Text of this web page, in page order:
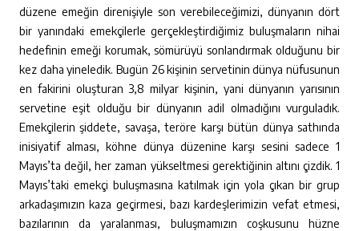
düzene emeğin direnişiyle son verebileceğimizi, dünyanın dört
bir yanındaki emekçilerle gerçekleştirdiğimiz buluşmaların nihai
hedefinin emeği korumak, sömürüyü sonlandırmak olduğunu bir
kez daha yineledik. Bugün 26 kişinin servetinin dünya nüfusunun
en fakirini oluşturan 3,8 milyar kişinin, yani dünyanın yarısının
servetine eşit olduğu bir dünyanın adil olmadığını vurguladık.
Emekçilerin şiddete, savaşa, teröre karşı bütün dünya sathında
inisiyatif alması, köhne dünya düzenine karşı sesini sadece 1
Mayıs’ta değil, her zaman yükseltmesi gerektiğinin altını çizdik. 1
Mayıs’taki emekçi buluşmasına katılmak için yola çıkan bir grup
arkadaşımızın kaza geçirmesi, bazı kardeşlerimizin vefat etmesi,
bazılarının da yaralanması, buluşmamızın coşkusunu hüzne